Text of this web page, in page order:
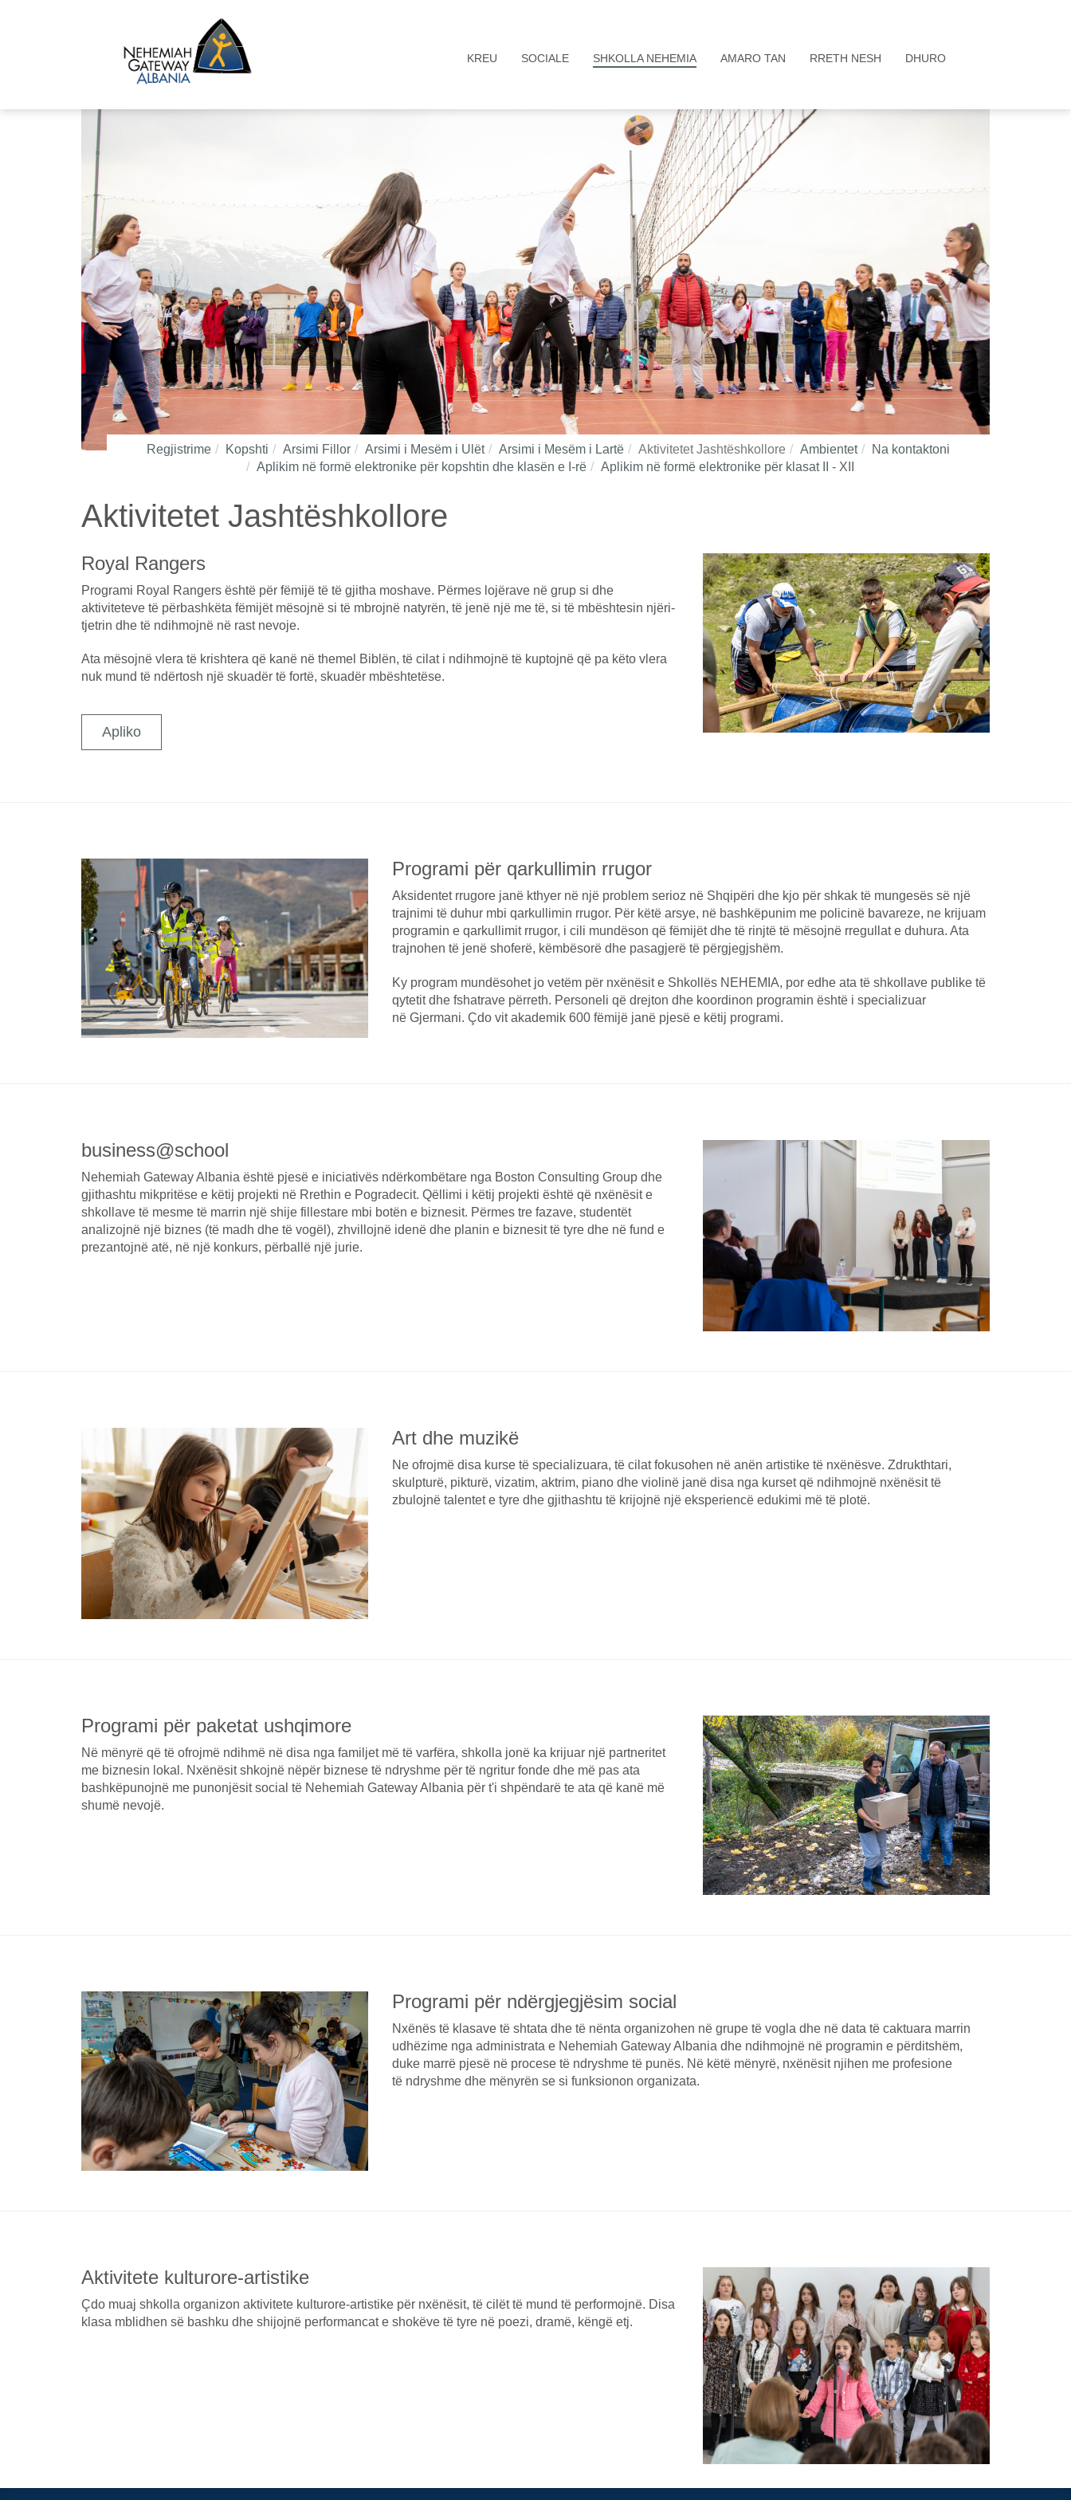
KREU SOCIALE SHKOLLA NEHEMIA AMARO TAN RRETH NESH DHURO
Regjistrime Kopshti Arsimi Fillor Arsimi i Mesëm i Ulët Arsimi i Mesëm i Lartë Aktivitetet Jashtëshkollore Ambientet
Na kontaktoni
Aplikim në formë elektronike për kopshtin dhe klasën e I-rë
Aplikim në formë elektronike për klasat II - XII
Aktivitetet Jashtëshkollore
Royal Rangers
Programi Royal Rangers është për fëmijë të të gjitha moshave. Përmes lojërave në grup si dhe
aktiviteteve të përbashkëta fëmijët mësojnë si të mbrojnë natyrën, të jenë një me të, si të mbështesin njëri-
tjetrin dhe të ndihmojnë në rast nevoje.
Ata mësojnë vlera të krishtera që kanë në themel Biblën, të cilat i ndihmojnë të kuptojnë që pa këto vlera
nuk mund të ndërtosh një skuadër të fortë, skuadër mbështetëse.
Apliko
Programi për qarkullimin rrugor
Aksidentet rrugore janë kthyer në një problem serioz në Shqipëri dhe kjo për shkak të mungesës së një
trajnimi të duhur mbi qarkullimin rrugor. Për këtë arsye, në bashkëpunim me policinë bavareze, ne krijuam
programin e qarkullimit rrugor, i cili mundëson që fëmijët dhe të rinjtë të mësojnë rregullat e duhura. Ata
trajnohen të jenë shoferë, këmbësorë dhe pasagjerë të përgjegjshëm.
Ky program mundësohet jo vetëm për nxënësit e Shkollës NEHEMIA, por edhe ata të shkollave publike të
qytetit dhe fshatrave përreth. Personeli që drejton dhe koordinon programin është i specializuar
në Gjermani. Çdo vit akademik 600 fëmijë janë pjesë e këtij programi.
business@school
Nehemiah Gateway Albania është pjesë e iniciativës ndërkombëtare nga Boston Consulting Group dhe
gjithashtu mikpritëse e këtij projekti në Rrethin e Pogradecit. Qëllimi i këtij projekti është që nxënësit e
shkollave të mesme të marrin një shije fillestare mbi botën e biznesit. Përmes tre fazave, studentët
analizojnë një biznes (të madh dhe të vogël), zhvillojnë idenë dhe planin e biznesit të tyre dhe në fund e
prezantojnë atë, në një konkurs, përballë një jurie.
Art dhe muzikë
Ne ofrojmë disa kurse të specializuara, të cilat fokusohen në anën artistike të nxënësve. Zdrukthtari,
skulpturë, pikturë, vizatim, aktrim, piano dhe violinë janë disa nga kurset që ndihmojnë nxënësit të
zbulojnë talentet e tyre dhe gjithashtu të krijojnë një eksperiencë edukimi më të plotë.
Programi për paketat ushqimore
Në mënyrë që të ofrojmë ndihmë në disa nga familjet më të varfëra, shkolla jonë ka krijuar një partneritet
me biznesin lokal. Nxënësit shkojnë nëpër biznese të ndryshme për të ngritur fonde dhe më pas ata
bashkëpunojnë me punonjësit social të Nehemiah Gateway Albania për t'i shpëndarë te ata që kanë më
shumë nevojë.
Programi për ndërgjegjësim social
Nxënës të klasave të shtata dhe të nënta organizohen në grupe të vogla dhe në data të caktuara marrin
udhëzime nga administrata e Nehemiah Gateway Albania dhe ndihmojnë në programin e përditshëm,
duke marrë pjesë në procese të ndryshme të punës. Në këtë mënyrë, nxënësit njihen me profesione
të ndryshme dhe mënyrën se si funksionon organizata.
Aktivitete kulturore-artistike
Çdo muaj shkolla organizon aktivitete kulturore-artistike për nxënësit, të cilët të mund të performojnë. Disa
klasa mblidhen së bashku dhe shijojnë performancat e shokëve të tyre në poezi, dramë, këngë etj.